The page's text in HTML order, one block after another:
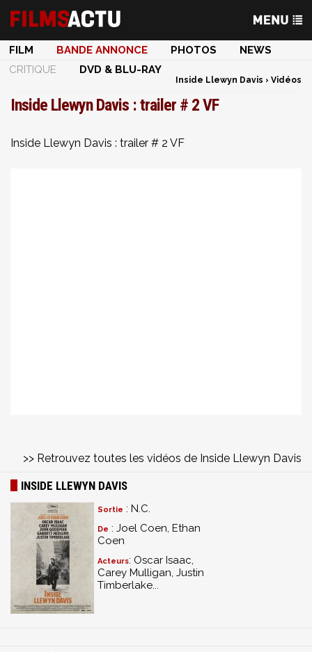
FILM BANDE ANNONCE PHOTOS
NEWS
CRITIQUE
DVD & BLU-RAY
Inside Llewyn Davis › Vidéos
Inside Llewyn Davis : trailer # 2 VF
Inside Llewyn Davis : trailer # 2 VF
>> Retrouvez toutes les vidéos de Inside Llewyn Davis
INSIDE LLEWYN DAVIS
Sortie : N.C.
De : Joel Coen, Ethan
Coen
Acteurs: Oscar Isaac,
Carey Mulligan, Justin
Timberlake...